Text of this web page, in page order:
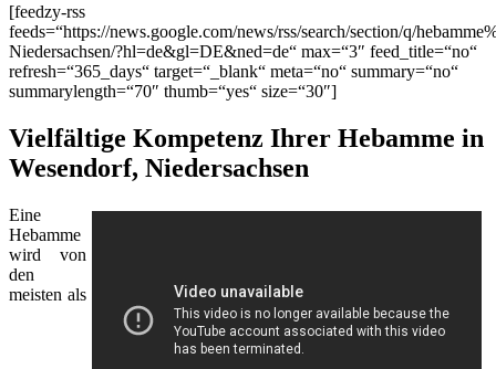
[feedzy-rss
feeds=“https://news.google.com/news/rss/search/section/q/
Niedersachsen/?hl=de&gl=DE&ned=de“ max=“3″ feed_title=“no“
refresh=“365_days“ target=“_blank“ meta=“no“ summary=“no“
summarylength=“70″ thumb=“yes“ size=“30″]
Vielfältige Kompetenz Ihrer Hebamme in
Wesendorf, Niedersachsen
Eine
Hebamme
wird von
den
meisten als